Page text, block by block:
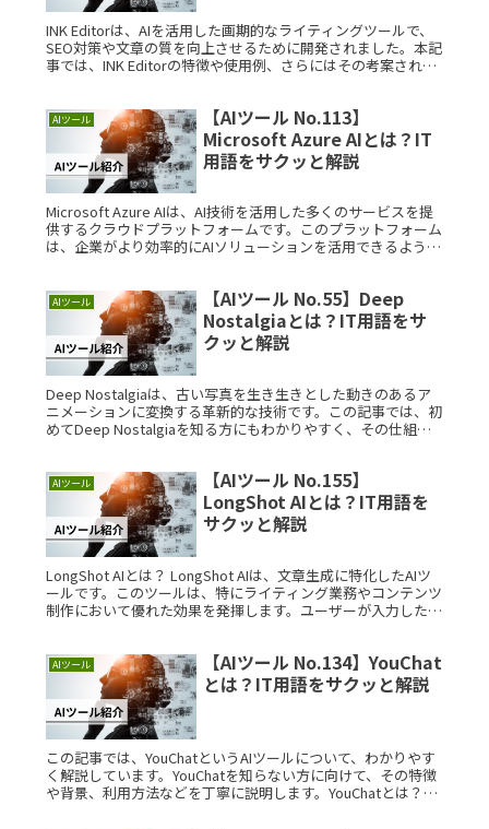
INK Editorは、AIを活用した画期的なライティングツールで、
SEO対策や文章の質を向上させるために開発されました。本記
事では、INK Editorの特徴や使用例、さらにはその考案された
AIツール
【AIツール No.113】
Microsoft Azure AIとは？IT
用語をサクッと解説
Microsoft Azure AIは、AI技術を活用した多くのサービスを提
供するクラウドプラットフォームです。このプラットフォーム
は、企業がより効率的にAIソリューションを活用できるように
AIツール
【AIツール No.55】Deep
Nostalgiaとは？IT用語をサ
クッと解説
Deep Nostalgiaは、古い写真を生き生きとした動きのあるア
ニメーションに変換する革新的な技術です。この記事では、初
めてDeep Nostalgiaを知る方にもわかりやすく、その仕組み
AIツール
【AIツール No.155】
LongShot AIとは？IT用語を
サクッと解説
LongShot AIとは？ LongShot AIは、文章生成に特化したAIツ
ールです。このツールは、特にライティング業務やコンテンツ
制作において優れた効果を発揮します。ユーザーが入力したキ
AIツール
【AIツール No.134】YouChat
とは？IT用語をサクッと解説
この記事では、YouChatというAIツールについて、わかりやす
く解説しています。YouChatを知らない方に向けて、その特徴
や背景、利用方法などを丁寧に説明します。YouChatとは？